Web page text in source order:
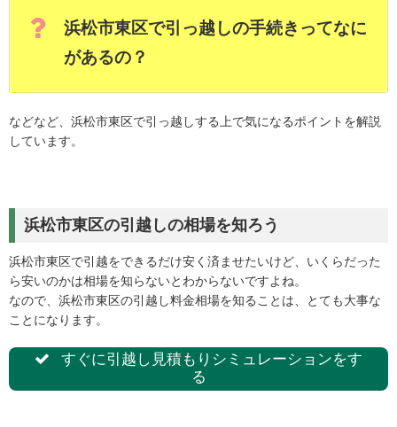
浜松市東区で引っ越しの手続きってなに
があるの？
などなど、浜松市東区で引っ越しする上で気になるポイントを解説
しています。
浜松市東区の引越しの相場を知ろう
浜松市東区で引越をできるだけ安く済ませたいけど、いくらだった
ら安いのかは相場を知らないとわからないですよね。
なので、浜松市東区の引越し料金相場を知ることは、とても大事な
ことになります。
すぐに引越し見積もりシミュレーションをす
る